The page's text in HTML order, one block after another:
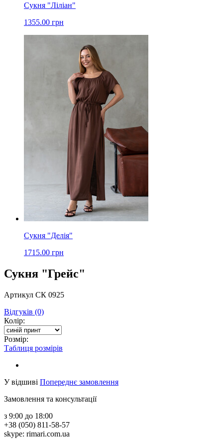
Сукня "Ліліан"
1355.00 грн
Сукня "Делія"
1715.00 грн
Сукня "Грейс"
Артикул СК 0925
Відгуків (0)
Колір:
Розмір:
Таблиця розмірів
У відшиві Попереднє замовлення
Замовлення та консультації
з 9:00 до 18:00
+38 (050) 811-58-57
skype: rimari.com.ua